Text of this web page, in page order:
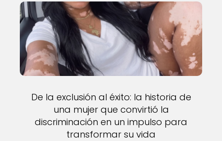
De la exclusión al éxito: la historia de
una mujer que convirtió la
discriminación en un impulso para
transformar su vida